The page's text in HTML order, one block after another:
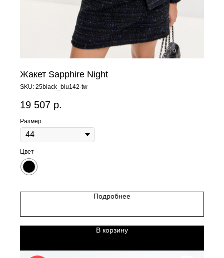
Жакет Sapphire Night
SKU: 25black_blu142-tw
19 507 р.
Размер
Цвет
Подробнее
В корзину